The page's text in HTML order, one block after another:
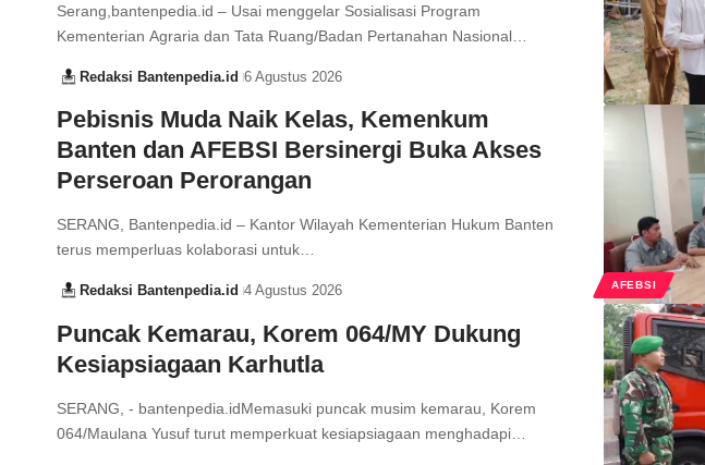
Serang,bantenpedia.id – Usai menggelar Sosialisasi Program
Kementerian Agraria dan Tata Ruang/Badan Pertanahan Nasional…
Redaksi Bantenpedia.id 6 Agustus 2026
AFEBSI
Pebisnis Muda Naik Kelas, Kemenkum
Banten dan AFEBSI Bersinergi Buka Akses
Perseroan Perorangan
SERANG, Bantenpedia.id – Kantor Wilayah Kementerian Hukum Banten
terus memperluas kolaborasi untuk…
Redaksi Bantenpedia.id 4 Agustus 2026
Puncak Kemarau, Korem 064/MY Dukung
Kesiapsiagaan Karhutla
SERANG, - bantenpedia.idMemasuki puncak musim kemarau, Korem
064/Maulana Yusuf turut memperkuat kesiapsiagaan menghadapi…